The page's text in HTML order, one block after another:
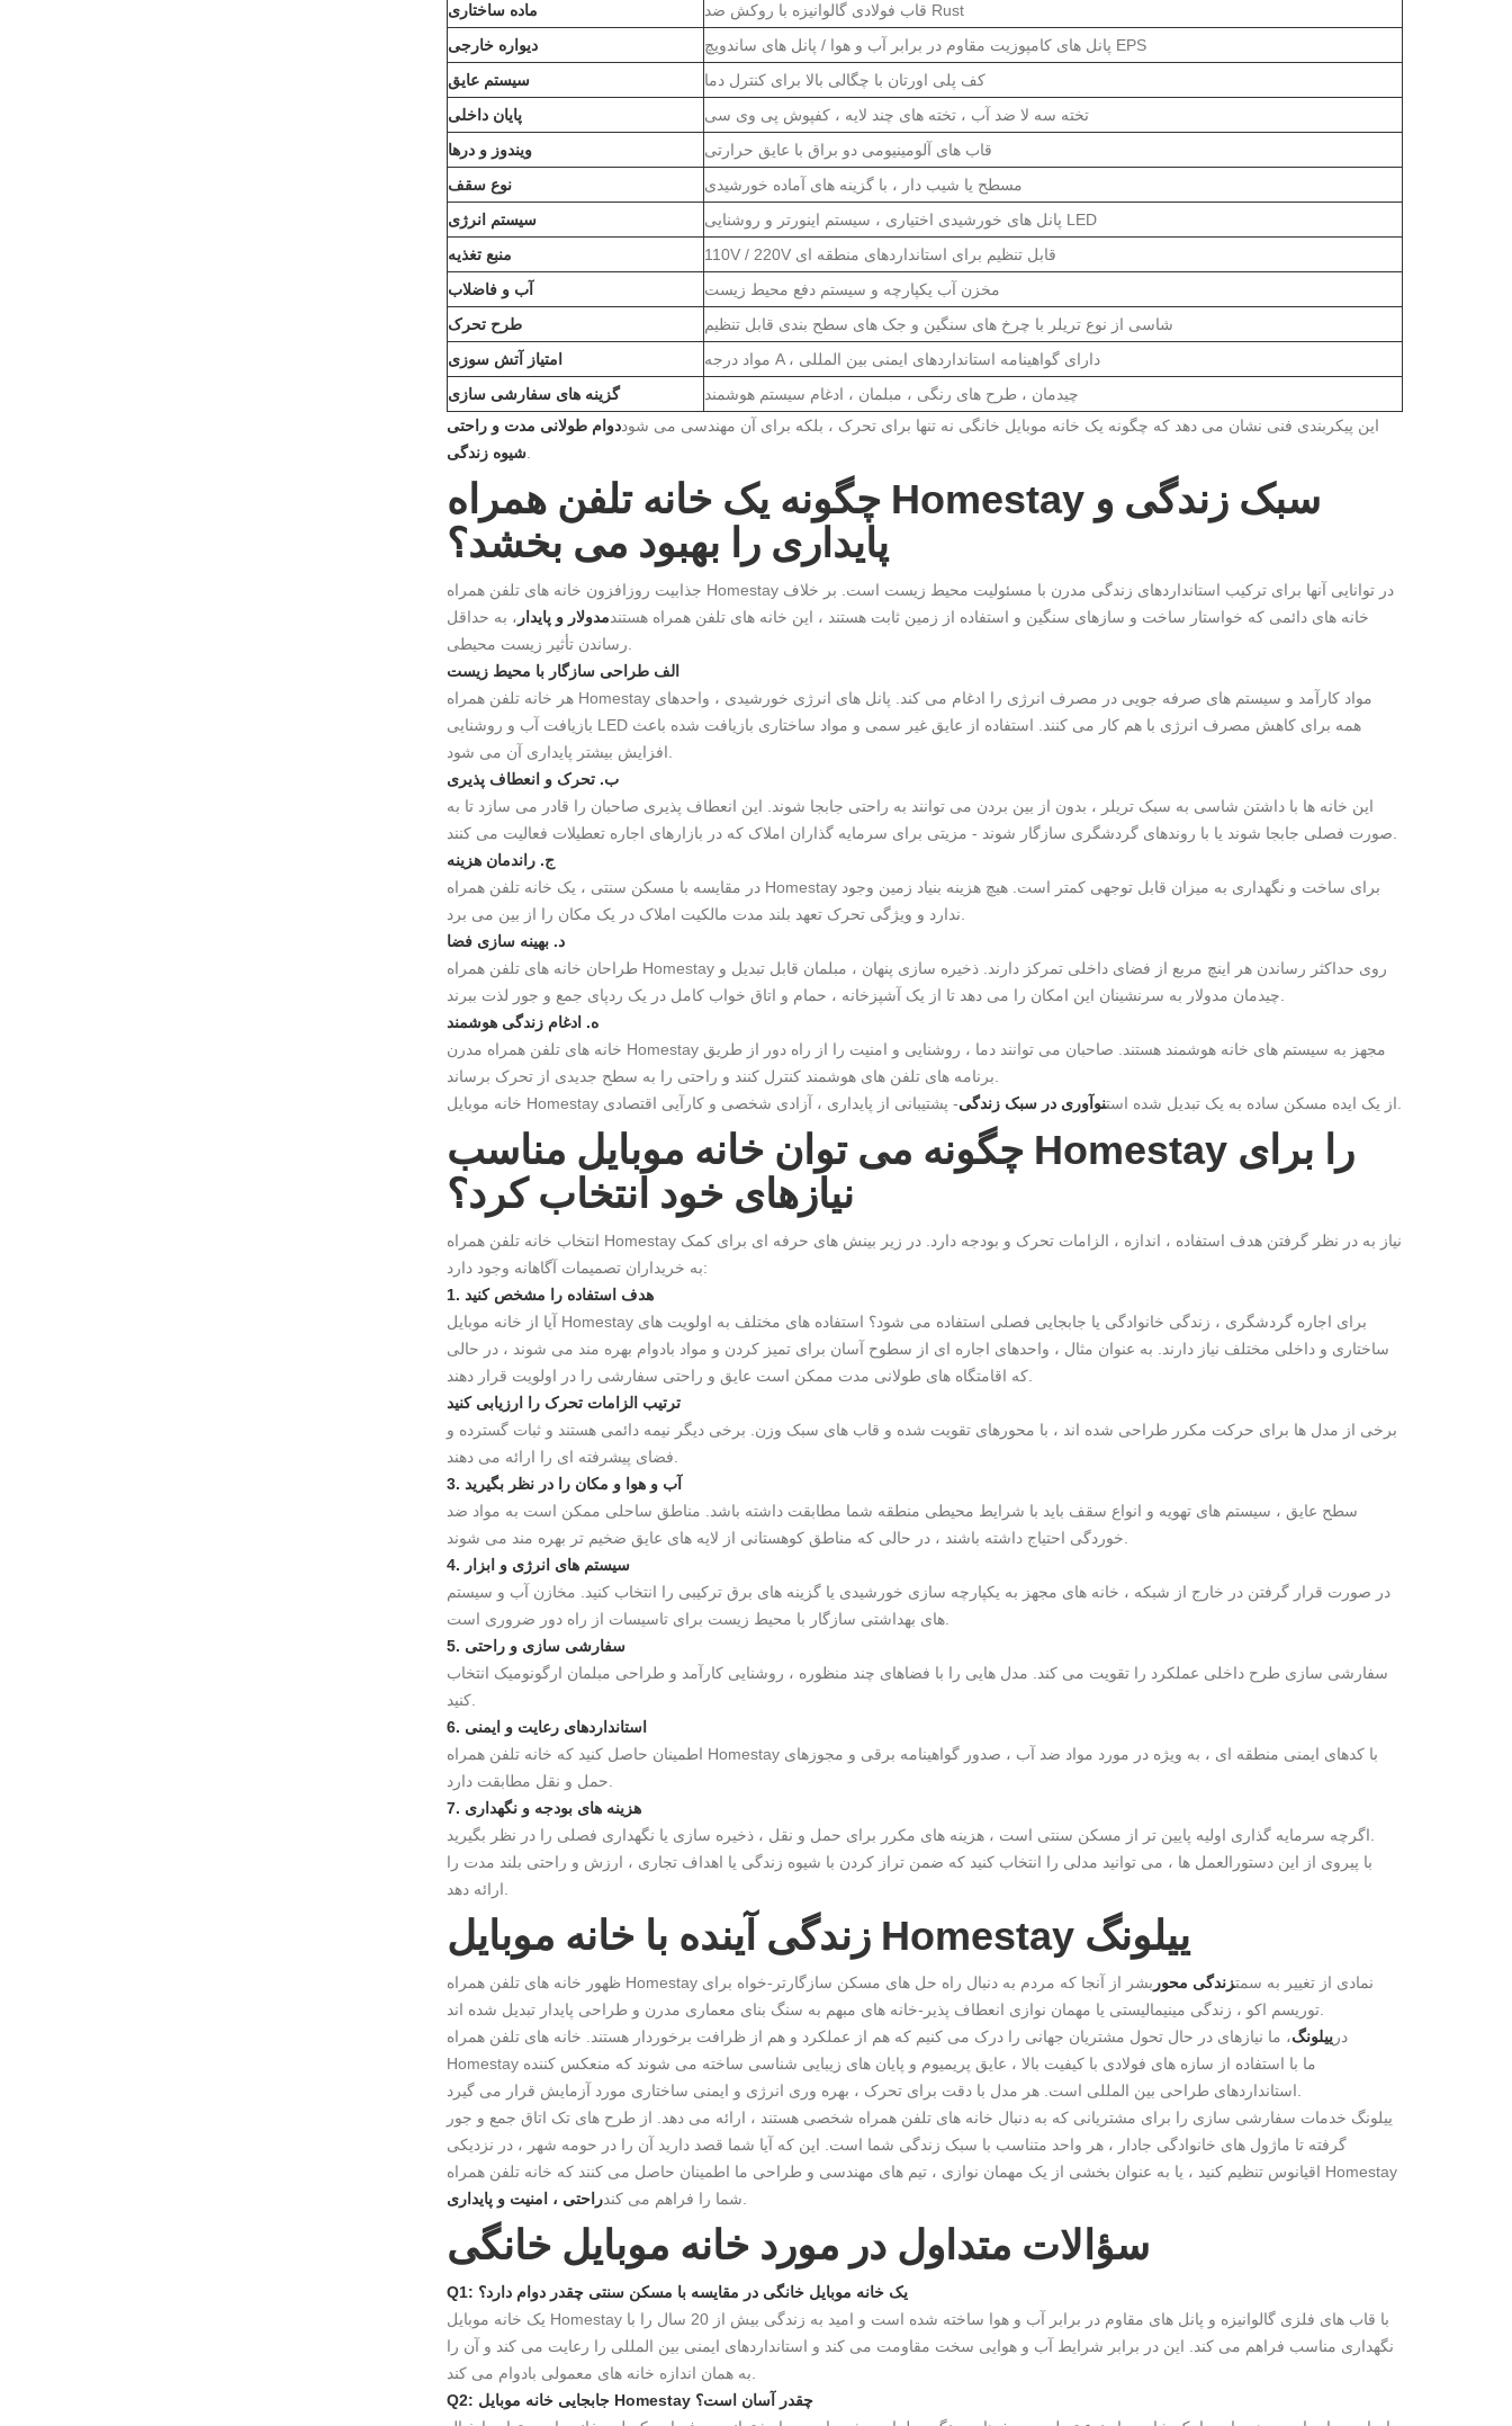
ماده ساختاری
قاب فولادی گالوانیزه با روکش ضد Rust
دیواره خارجی
پانل های کامپوزیت مقاوم در برابر آب و هوا / پانل های ساندویچ EPS
سیستم عایق
کف پلی اورتان با چگالی بالا برای کنترل دما
پایان داخلی
تخته سه لا ضد آب ، تخته های چند لایه ، کفپوش پی وی سی
ویندوز و درها
قاب های آلومینیومی دو براق با عایق حرارتی
نوع سقف
مسطح یا شیب دار ، با گزینه های آماده خورشیدی
سیستم انرژی
پانل های خورشیدی اختیاری ، سیستم اینورتر و روشنایی LED
منبع تغذیه
110V / 220V قابل تنظیم برای استانداردهای منطقه ای
آب و فاضلاب
مخزن آب یکپارچه و سیستم دفع محیط زیست
طرح تحرک
شاسی از نوع تریلر با چرخ های سنگین و جک های سطح بندی قابل تنظیم
امتیاز آتش سوزی
مواد درجه A ، دارای گواهینامه استانداردهای ایمنی بین المللی
گزینه های سفارشی سازی
چیدمان ، طرح های رنگی ، مبلمان ، ادغام سیستم هوشمند
این پیکربندی فنی نشان می دهد که چگونه یک خانه موبایل خانگی نه تنها برای تحرک ، بلکه برای آن مهندسی می شوددوام طولانی مدت و راحتی
شیوه زندگی
چگونه یک خانه تلفن همراه Homestay سبک زندگی و
پایداری را بهبود می بخشد؟
جذابیت روزافزون خانه های تلفن همراه Homestay در توانایی آنها برای ترکیب استانداردهای زندگی مدرن با مسئولیت محیط زیست است. بر خلاف
خانه های دائمی که خواستار ساخت و سازهای سنگین و استفاده از زمین ثابت هستند ، این خانه های تلفن همراه هستندمدولار و پایدار ، به حداقل
الف طراحی سازگار با محیط زیست
هر خانه تلفن همراه Homestay مواد کارآمد و سیستم های صرفه جویی در مصرف انرژی را ادغام می کند. پانل های انرژی خورشیدی ، واحدهای
بازیافت آب و روشنایی LED همه برای کاهش مصرف انرژی با هم کار می کنند. استفاده از عایق غیر سمی و مواد ساختاری بازیافت شده باعث
ب. تحرک و انعطاف پذیری
این خانه ها با داشتن شاسی به سبک تریلر ، بدون از بین بردن می توانند به راحتی جابجا شوند. این انعطاف پذیری صاحبان را قادر می سازد تا به
ج. راندمان هزینه
در مقایسه با مسکن سنتی ، یک خانه تلفن همراه Homestay برای ساخت و نگهداری به میزان قابل توجهی کمتر است. هیچ هزینه بنیاد زمین وجود
د. بهینه سازی فضا
طراحان خانه های تلفن همراه Homestay روی حداکثر رساندن هر اینچ مربع از فضای داخلی تمرکز دارند. ذخیره سازی پنهان ، مبلمان قابل تبدیل و
ه. ادغام زندگی هوشمند
خانه های تلفن همراه مدرن Homestay مجهز به سیستم های خانه هوشمند هستند. صاحبان می توانند دما ، روشنایی و امنیت را از راه دور از طریق
خانه موبایل Homestay از یک ایده مسکن ساده به یک تبدیل شده استنوآوری در سبک زندگی
چگونه می توان خانه موبایل مناسب Homestay را برای
نیازهای خود انتخاب کرد؟
انتخاب خانه تلفن همراه Homestay نیاز به در نظر گرفتن هدف استفاده ، اندازه ، الزامات تحرک و بودجه دارد. در زیر بینش های حرفه ای برای کمک
به خریداران تصمیمات آگاهانه وجود دارد:
1. هدف استفاده را مشخص کنید
آیا از خانه موبایل Homestay برای اجاره گردشگری ، زندگی خانوادگی یا جابجایی فصلی استفاده می شود؟ استفاده های مختلف به اولویت های
ساختاری و داخلی مختلف نیاز دارند. به عنوان مثال ، واحدهای اجاره ای از سطوح آسان برای تمیز کردن و مواد بادوام بهره مند می شوند ، در حالی
ترتیب الزامات تحرک را ارزیابی کنید
برخی از مدل ها برای حرکت مکرر طراحی شده اند ، با محورهای تقویت شده و قاب های سبک وزن. برخی دیگر نیمه دائمی هستند و ثبات گسترده و
3. آب و هوا و مکان را در نظر بگیرید
سطح عایق ، سیستم های تهویه و انواع سقف باید با شرایط محیطی منطقه شما مطابقت داشته باشد. مناطق ساحلی ممکن است به مواد ضد
4. سیستم های انرژی و ابزار
در صورت قرار گرفتن در خارج از شبکه ، خانه های مجهز به یکپارچه سازی خورشیدی یا گزینه های برق ترکیبی را انتخاب کنید. مخازن آب و سیستم
5. سفارشی سازی و راحتی
سفارشی سازی طرح داخلی عملکرد را تقویت می کند. مدل هایی را با فضاهای چند منظوره ، روشنایی کارآمد و طراحی مبلمان ارگونومیک انتخاب
6. استانداردهای رعایت و ایمنی
اطمینان حاصل کنید که خانه تلفن همراه Homestay با کدهای ایمنی منطقه ای ، به ویژه در مورد مواد ضد آب ، صدور گواهینامه برقی و مجوزهای
7. هزینه های بودجه و نگهداری
با پیروی از این دستورالعمل ها ، می توانید مدلی را انتخاب کنید که ضمن تراز کردن با شیوه زندگی یا اهداف تجاری ، ارزش و راحتی بلند مدت را
زندگی آینده با خانه موبایل Homestay ییلونگ
ظهور خانه های تلفن همراه Homestay نمادی از تغییر به سمتزندگی محور بشر از آنجا که مردم به دنبال راه حل های مسکن سازگارتر-خواه برای
در ییلونگ، ما نیازهای در حال تحول مشتریان جهانی را درک می کنیم که هم از عملکرد و هم از ظرافت برخوردار هستند. خانه های تلفن همراه
Homestay ما با استفاده از سازه های فولادی با کیفیت بالا ، عایق پریمیوم و پایان های زیبایی شناسی ساخته می شوند که منعکس کننده
ییلونگ خدمات سفارشی سازی را برای مشتریانی که به دنبال خانه های تلفن همراه شخصی هستند ، ارائه می دهد. از طرح های تک اتاق جمع و جور
گرفته تا ماژول های خانوادگی جادار ، هر واحد متناسب با سبک زندگی شما است. این که آیا شما قصد دارید آن را در حومه شهر ، در نزدیکی
اقیانوس تنظیم کنید ، یا به عنوان بخشی از یک مهمان نوازی ، تیم های مهندسی و طراحی ما اطمینان حاصل می کنند که خانه تلفن همراه Homestay
شما را فراهم می کندراحتی ، امنیت و پایداری
سؤالات متداول در مورد خانه موبایل خانگی
Q1: یک خانه موبایل خانگی در مقایسه با مسکن سنتی چقدر دوام دارد؟
یک خانه موبایل Homestay با قاب های فلزی گالوانیزه و پانل های مقاوم در برابر آب و هوا ساخته شده است و امید به زندگی بیش از 20 سال را با
نگهداری مناسب فراهم می کند. این در برابر شرایط آب و هوایی سخت مقاومت می کند و استانداردهای ایمنی بین المللی را رعایت می کند و آن را
Q2: جابجایی خانه موبایل Homestay چقدر آسان است؟